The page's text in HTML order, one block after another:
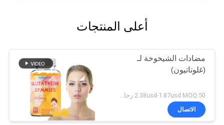
أعلى المنتجات
مضادات الشيخوخة لـ
(غلوتاتيون)
الاتصال